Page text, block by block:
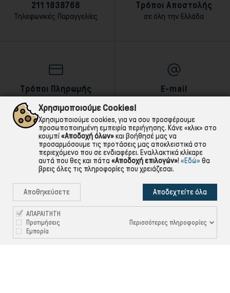
211 1838768
Τηλεφωνικές Παραγγελίες
Τρόποι Αποστολής
σε όλη την Ελλάδα
Τρόποι Πληρωμής E-mail
Χρησιμοποιούμε Cookies!
Χρησιμοποιούμε cookies, για να σου προσφέρουμε
προσωποποιημένη εμπειρία περιήγησης. Κάνε «κλικ» στο
κουμπί«Αποδοχή όλων»και βοήθησέ μας να
προσαρμόσουμε τις προτάσεις μας αποκλειστικά στο
περιεχόμενο που σε ενδιαφέρει. Εναλλακτικά κλίκαρε
αυτά που θες και πάτα «Αποδοχή επιλογών»! «Εδώ» θα
βρεις όλες τις πληροφορίες που χρειάζεσαι.
Αποθηκεύσετε Αποδεχτείτε όλα
ΑΠΑΡΑΙΤΗΤΗ
Προτιμήσεις
Εμπορία
Περισσότερες πληροφορίες